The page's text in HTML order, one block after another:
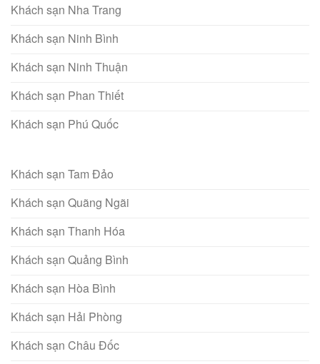
Khách sạn Nha Trang
Khách sạn Ninh Bình
Khách sạn Ninh Thuận
Khách sạn Phan Thiết
Khách sạn Phú Quốc
Khách sạn Tam Đảo
Khách sạn Quãng Ngãi
Khách sạn Thanh Hóa
Khách sạn Quảng Bình
Khách sạn Hòa Bình
Khách sạn Hải Phòng
Khách sạn Châu Đốc